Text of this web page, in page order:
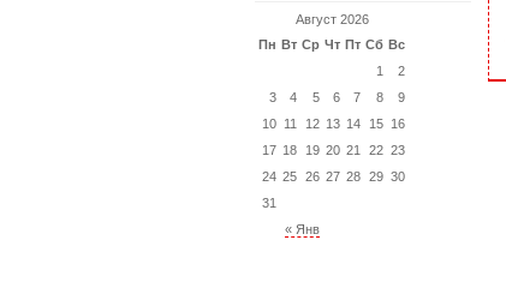
Август 2026
Пн Вт Ср Чт Пт Сб Вс
« Янв
1
2
3
4 5 6 7 8
9
10 11 12 13 14 15 16
17 18 19 20 21 22 23
24 25 26 27 28 29 30
31